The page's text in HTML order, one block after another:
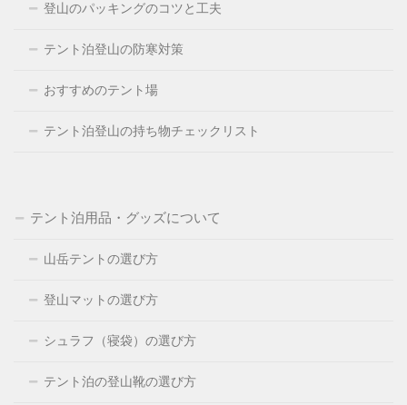
登山のパッキングのコツと工夫
テント泊登山の防寒対策
おすすめのテント場
テント泊登山の持ち物チェックリスト
テント泊用品・グッズについて
山岳テントの選び方
登山マットの選び方
シュラフ（寝袋）の選び方
テント泊の登山靴の選び方